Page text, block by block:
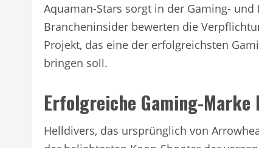
Aquaman-Stars sorgt in der Gaming-
Brancheninsider bewerten die
Projekt, das eine der erfolgreichsten
bringen soll.
Erfolgreiche Gaming-
Helldivers, das ursprünglich von